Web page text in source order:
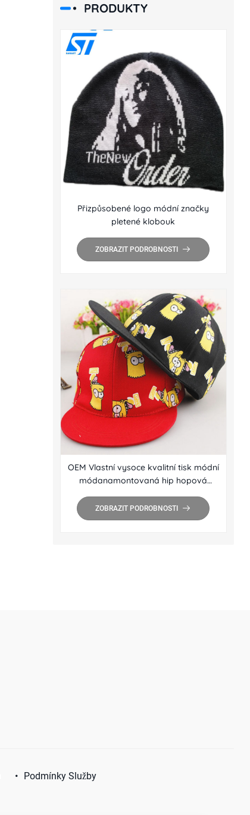
PRODUKTY
Přizpůsobené logo módní značky
pletené klobouk
ZOBRAZIT PODROBNOSTI
OEM Vlastní vysoce kvalitní tisk módní
módanamontovaná hip hopová
okrajem Snapback Cap
ZOBRAZIT PODROBNOSTI
Podmínky Služby